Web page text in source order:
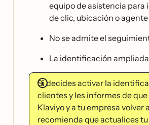
equipo de asistencia
de clic, ubicación o agente
No se admite el
La identificación
Si decides activar la
clientes y les informes de
Klaviyo y a tu empresa volver
recomienda que actualices